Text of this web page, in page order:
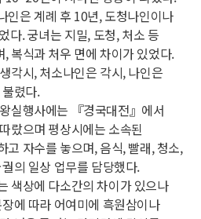
인은 계례 후 10년, 도청나인이나
다. 궁녀는 지밀, 도청, 처소 등
복식과 처우 면에 차이가 있었다.
각시, 처소나인은 각시, 나인은
렸다.
실행사에는 『경국대전』에서
랐으며 평상시에는 소속된
고 자수를 놓으며, 음식, 빨래, 청소,
의 일상 업무를 담당했다.
색상에 다소간의 차이가 있으나
에 따라 어여미에 흑원삼이나